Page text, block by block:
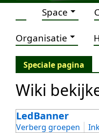
Space
Organisatie
Speciale pagina
Wiki
LedBanner
Verberg groepen